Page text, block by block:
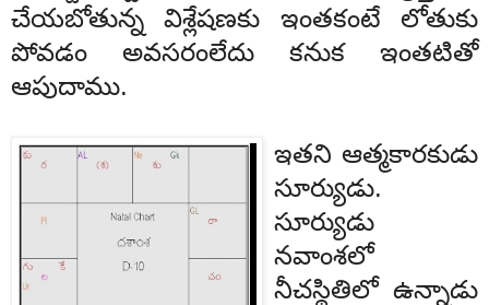
చేయబోతున్న
విశ్లేషణకు ఇంతకంటే
లోతుకు
పోవడం
అవసరంలేదు కనుక
ఇంతటితో
ఆపుదాము.
ఇతని ఆత్మకారకుడు
సూర్యుడు.
సూర్యుడు
నవాంశలో
నీచస్థితిలో ఉన్నాడు